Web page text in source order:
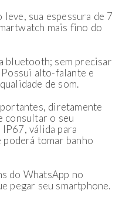
sua espessura de 7
mais fino do
bluetooth; sem precisar
alto-falante e
de som.
diretamente
consultar o seu
válida para
poderá tomar banho
do WhatsApp no
pegar seu smartphone.